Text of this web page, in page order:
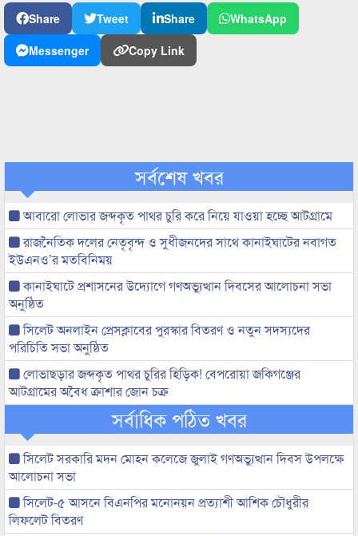
Share Tweet Share
WhatsApp
Messenger
Copy Link
সর্বশেষ খবর
আবারো লোভার জব্দকৃত পাথর চুরি করে নিয়ে যাওয়া হচ্ছে আটগ্রামে
রাজনৈতিক দলের নেতৃবৃন্দ ও সুধীজনদের সাথে কানাইঘাটের নবাগত
ইউএনও’র মতবিনিময়
কানাইঘাটে প্রশাসনের উদ্যোগে গণঅভ্যুত্থান দিবসের আলোচনা সভা
অনুষ্ঠিত
সিলেট অনলাইন প্রেসক্লাবের পুরস্কার বিতরণ ও নতুন সদস্যদের
পরিচিতি সভা অনুষ্ঠিত
লোভাছড়ার জব্দকৃত পাথর চুরির হিড়িক! বেপরোয়া জকিগঞ্জের
আটগ্রামের অবৈধ ক্রাশার জোন চক্র
সর্বাধিক পঠিত খবর
সিলেট সরকারি মদন মোহন কলেজে জুলাই গণঅভ্যুত্থান দিবস উপলক্ষে
আলোচনা সভা
সিলেট-৫ আসনে বিএনপির মনোনয়ন প্রত্যাশী আশিক চৌধুরীর
লিফলেট বিতরণ